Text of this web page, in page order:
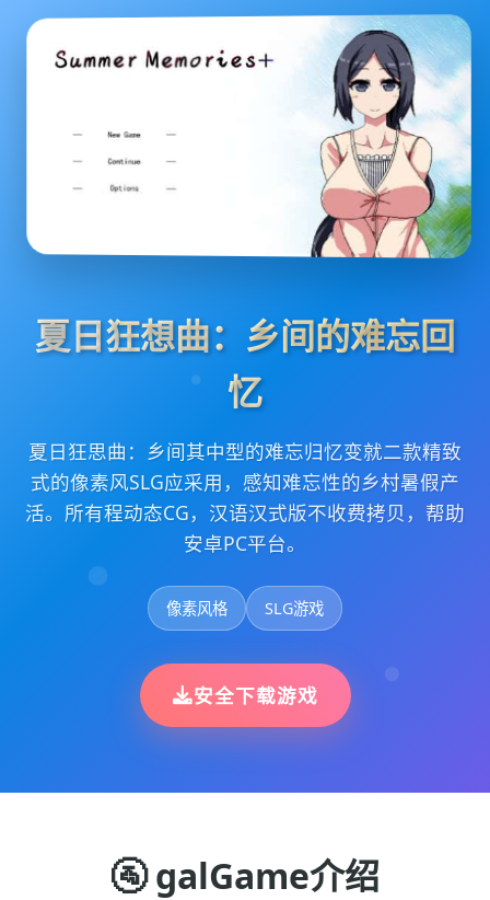
夏日狂想曲：乡间的难忘回
忆
夏日狂思曲：乡间其中型的难忘归忆变就二款精致
式的像素风SLG应采用，感知难忘性的乡村暑假产
活。所有程动态CG，汉语汉式版不收费拷贝，帮助
安卓PC平台。
像素风格 SLG游戏
安全下载游戏
🚰 galGame介绍